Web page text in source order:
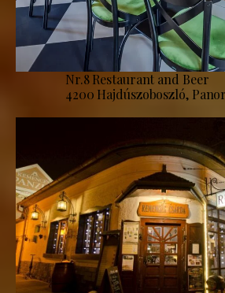
Nr.8 Restaurant and Beer
4200 Hajdúszoboszló,